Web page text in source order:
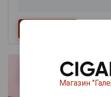
Магазин